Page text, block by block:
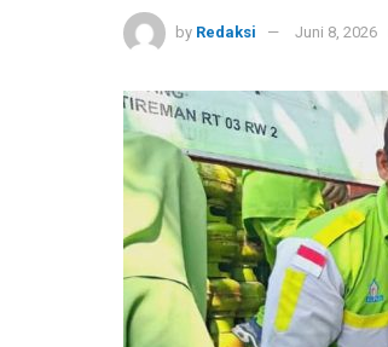
by Redaksi Juni 8, 2026